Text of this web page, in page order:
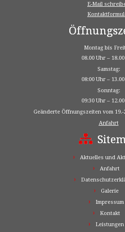
E-Mail
Montag bis
08.00 Uhr –
Samstag:
08:00 Uhr –
Sonntag:
09:30 Uhr –
Geänderte Öffnungszeiten vom 19.-
Anfahrt
Aktuelles und
Anfahrt
Galerie
Impressum
Kontakt
Leistungen